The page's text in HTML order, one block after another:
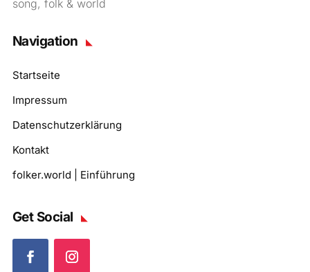
song, folk & world
Navigation
Startseite
Impressum
Datenschutzerklärung
Kontakt
folker.world | Einführung
Get Social